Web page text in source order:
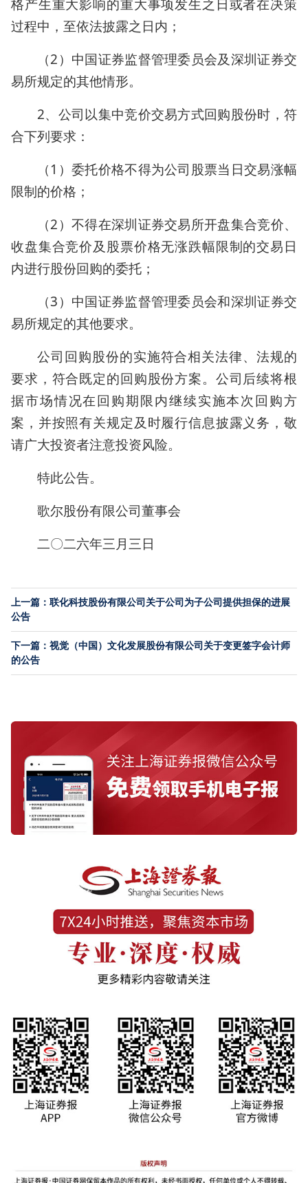
格产生重大影响的重大事项发生之日或者在决策
过程中，至依法披露之日内；
（2）中国证券监督管理委员会及深圳证券交
易所规定的其他情形。
2、公司以集中竞价交易方式回购股份时，符
合下列要求：
（1）委托价格不得为公司股票当日交易涨幅
限制的价格；
（2）不得在深圳证券交易所开盘集合竞价、
收盘集合竞价及股票价格无涨跌幅限制的交易日
内进行股份回购的委托；
（3）中国证券监督管理委员会和深圳证券交
易所规定的其他要求。
公司回购股份的实施符合相关法律、法规的
要求，符合既定的回购股份方案。公司后续将根
据市场情况在回购期限内继续实施本次回购方
案，并按照有关规定及时履行信息披露义务，敬
请广大投资者注意投资风险。
特此公告。
歌尔股份有限公司董事会
二〇二六年三月三日
上一篇：联化科技股份有限公司关于公司为子公司提供担保的进展
公告
下一篇：视觉（中国）文化发展股份有限公司关于变更签字会计师
的公告